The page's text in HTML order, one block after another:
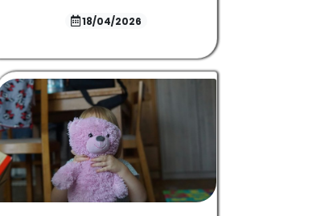
18/04/2026